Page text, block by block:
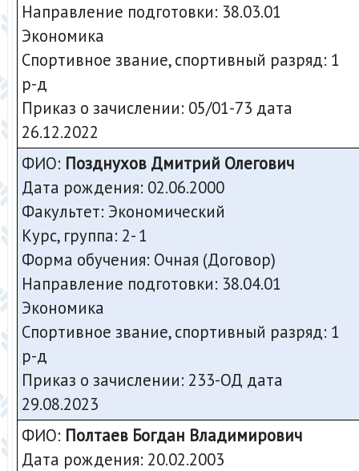
Направление подготовки: 38.03.01
Экономика
Спортивное звание, спортивный разряд: 1
р-д
Приказ о зачислении: 05/01-73 дата
26.12.2022
ФИО: Позднухов Дмитрий Олегович
Дата рождения: 02.06.2000
Факультет: Экономический
Курс, группа: 2- 1
Форма обучения: Очная (Договор)
Направление подготовки: 38.04.01
Экономика
Спортивное звание, спортивный разряд: 1
р-д
Приказ о зачислении: 233-ОД дата
29.08.2023
ФИО: Полтаев Богдан Владимирович
Дата рождения: 20.02.2003